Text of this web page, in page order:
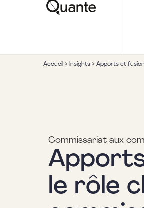
Accueil > Insights > Apports et
Commissariat aux
le rôle